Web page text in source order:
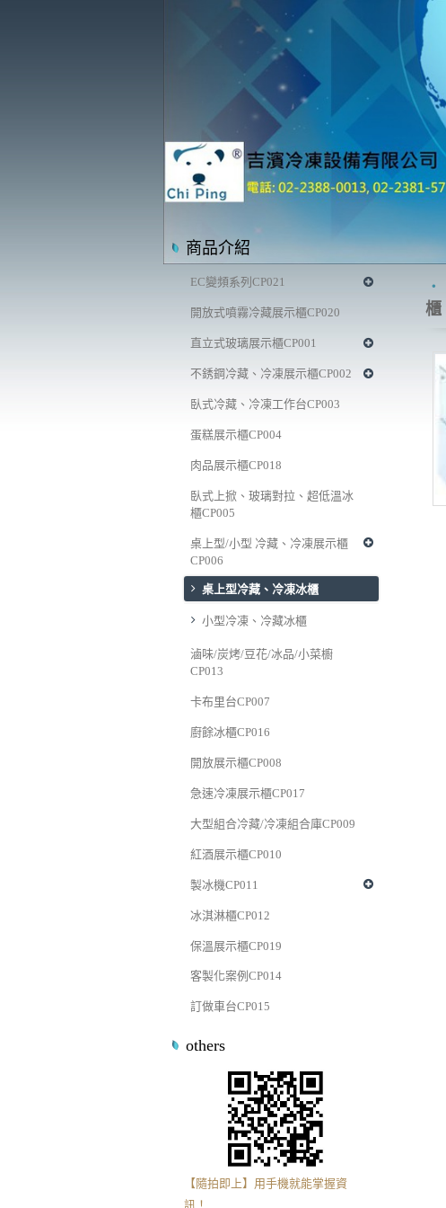
商品介紹
EC變頻系列CP021
開放式噴霧冷藏展示櫃CP020
直立式玻璃展示櫃CP001
不銹鋼冷藏、冷凍展示櫃CP002
臥式冷藏、冷凍工作台CP003
蛋糕展示櫃CP004
肉品展示櫃CP018
臥式上掀、玻璃對拉、超低溫冰
櫃CP005
桌上型/小型 冷藏、冷凍展示櫃
CP006
桌上型冷藏、冷凍冰櫃
小型冷凍、冷藏冰櫃
滷味/炭烤/豆花/冰品/小菜櫥
CP013
卡布里台CP007
廚餘冰櫃CP016
開放展示櫃CP008
急速冷凍展示櫃CP017
大型組合冷藏/冷凍組合庫CP009
紅酒展示櫃CP010
製冰機CP011
冰淇淋櫃CP012
保溫展示櫃CP019
客製化案例CP014
訂做車台CP015
others
【隨拍即上】用手機就能掌握資
訊！
櫃